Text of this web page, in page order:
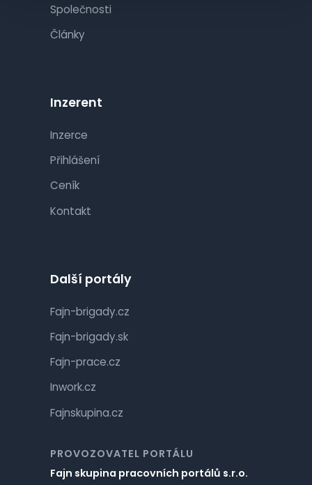
Společnosti
Články
Inzerent
Inzerce
Přihlášení
Ceník
Kontakt
Další portály
Fajn-brigady.cz
Fajn-brigady.sk
Fajn-prace.cz
Inwork.cz
Fajnskupina.cz
PROVOZOVATEL PORTÁLU
Fajn skupina pracovních portálů s.r.o.